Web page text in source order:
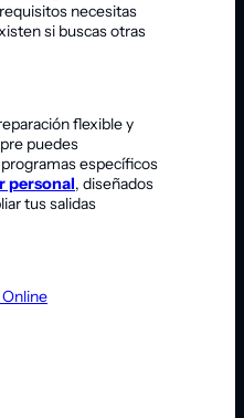
necesitas
si buscas otras
flexible y
puedes
específicos
personal, diseñados
tus salidas